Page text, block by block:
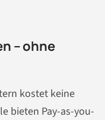
– ohne
kostet keine
bieten Pay-as-you-